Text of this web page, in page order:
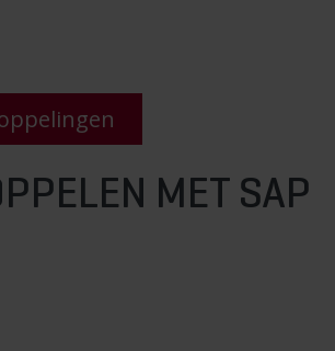
MET SAP